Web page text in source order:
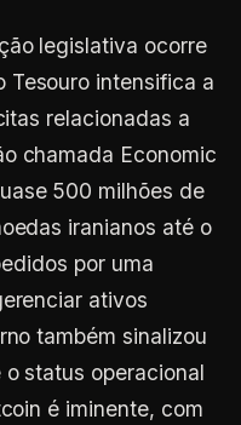
legislativa ocorre
Tesouro intensifica a
relacionadas a
chamada Economic
500 milhões de
iranianos até o
por uma
ativos
também sinalizou
status operacional
é iminente, com